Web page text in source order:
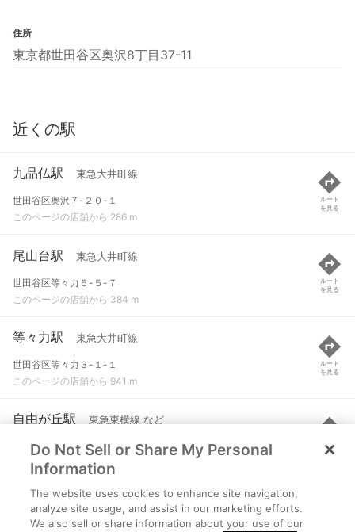
住所
東京都世田谷区奥沢8丁目37-11
近くの駅
九品仏駅 東急大井町線
世田谷区奥沢７-２０-１
このページの店舗から 286 m
ルート
を見る
尾山台駅 東急大井町線
世田谷区等々力５-５-７
このページの店舗から 384 m
ルート
を見る
等々力駅 東急大井町線
世田谷区等々力３-１-１
このページの店舗から 941 m
ルート
を見る
自由が丘駅 東急東横線 など
目黒区自由が丘１-３０-１
このページの店舗から 984 m
ルート
を見る
田園調布駅 東急東横線 など
大田区田園調布３-２５-１８
Do Not Sell or Share My Personal
Information
The website uses cookies to enhance site navigation,
analyze site usage, and assist in our marketing efforts.
We also sell or share information about your use of our